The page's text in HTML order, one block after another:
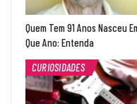
Quem Tem 91 Anos Nasceu
Que Ano: Entenda
CURIOSIDADES